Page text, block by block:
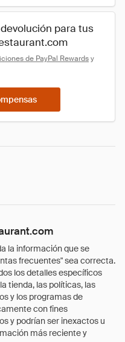
para tus
de PayPal Rewards y
la información que se
frecuentes" sea correcta.
los detalles específicos
tienda, las políticas, las
y los programas de
con fines
y podrían ser inexactos u
más reciente y